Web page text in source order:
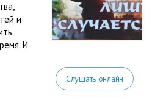
и
И
Слушать онлайн